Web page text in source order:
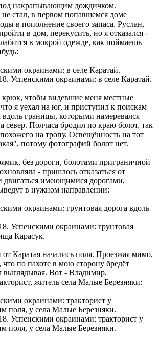
накрапывающим дождичком.
не стал, в первом попавшемся доме
в пополнение своего запаса. Руслан,
в дом, перекусить, но я отказался -
в мокрой одежде, как поймаешь
Успенскими окраинами: в селе Каратай.
чтобы видевшие меня местные
я уехал на юг, и приступил к поискам
вдоль границы, которыми намеревался
север. Полчаса бродил по краю болот, так
на тропу. Освещённость на тот
потому фотографий болот нет.
без дороги, болотами приграничной
- пришлось отказаться от
двигаться имеющимися дорогами,
в нужном направлении:
Успенскими окраинами: грунтовая
Карасук.
Каратая начались поля. Проезжая мимо,
по пахоте в мою сторону бредёт
выглядывая. Вот - Владимир,
житель села Малые Березняки:
Успенскими окраинами: тракторист у
поля, у села Малые Березняки.